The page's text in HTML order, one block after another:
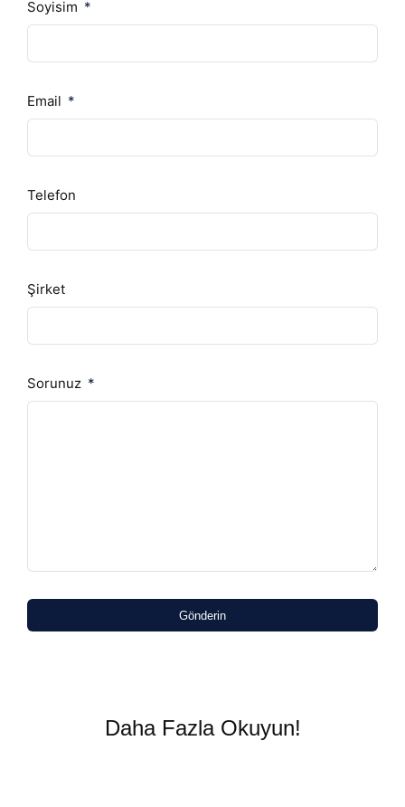
Soyisim
Email
Telefon
Şirket
Sorunuz
Gönderin
Daha Fazla Okuyun!